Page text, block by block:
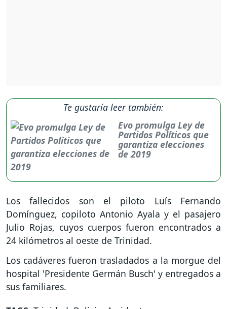
Te gustaría leer también:
Evo promulga Ley de
Partidos Políticos que
garantiza elecciones
de 2019
Los fallecidos son el piloto Luís Fernando
Domínguez, copiloto Antonio Ayala y el pasajero
Julio Rojas, cuyos cuerpos fueron encontrados a
24 kilómetros al oeste de Trinidad.
Los cadáveres fueron trasladados a la morgue del
hospital 'Presidente Germán Busch' y entregados a
sus familiares.